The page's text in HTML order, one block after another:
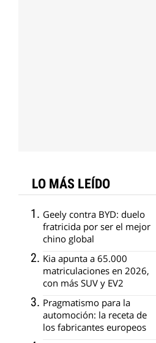
LO MÁS LEÍDO
Geely contra BYD: duelo
fratricida por ser el mejor
chino global
Kia apunta a 65.000
matriculaciones en 2026,
con más SUV y EV2
Pragmatismo para la
automoción: la receta de
los fabricantes europeos